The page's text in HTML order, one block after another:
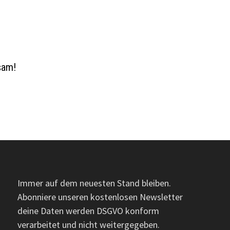
Immer auf dem neuesten Stand bleiben.
Abonniere unseren kostenlosen Newsletter
deine Daten werden DSGVO konform
verarbeitet und nicht weitergegeben.